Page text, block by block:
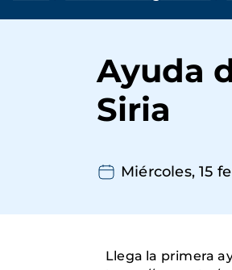
navegación
Ayuda
Siria
Miércoles, 15
Llega la primera